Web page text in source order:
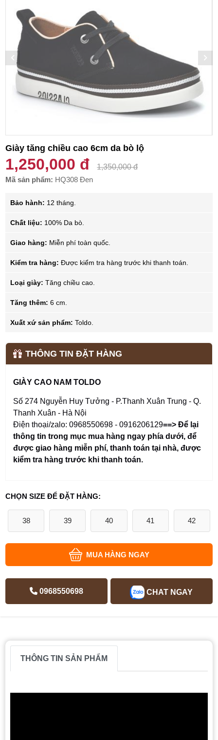
Giày tăng chiều cao 6cm da bò lộ
1,250,000 đ
1,350,000 đ
Mã sản phẩm: HQ308 Đen
Bảo hành: 12 tháng.
Chất liệu: 100% Da bò.
Giao hàng: Miễn phí toàn quốc.
Kiểm tra hàng: Được kiểm tra hàng trước khi thanh toán.
Loại giày: Tăng chiều cao.
Tăng thêm: 6 cm.
Xuất xứ sản phẩm: Toldo.
THÔNG TIN ĐẶT HÀNG
GIÀY CAO NAM TOLDO
Số 274 Nguyễn Huy Tưởng - P.Thanh Xuân Trung - Q.
Thanh Xuân - Hà Nội
Điện thoại/zalo: 0968550698 - 0916206129==> Để lại
thông tin trong mục mua hàng ngay phía dưới,để
được giao hàng miễn phí, thanh toán tại nhà, được
kiểm tra hàng trước khi thanh toán.
CHỌN SIZE ĐỂ ĐẶT HÀNG:
38 39 40 41 42
MUA HÀNG NGAY
0968550698 CHAT NGAY
THÔNG TIN SẢN PHẨM